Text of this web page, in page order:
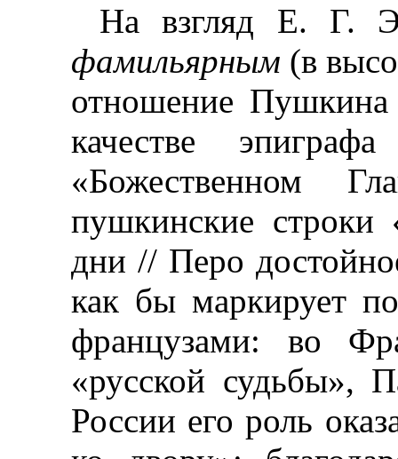
На взгляд Е. Г.
фамильярным (в
отношение
качестве
«Божественном
пушкинские
дни // Перо
как бы маркирует
французами: во
«русской судьбы»,
России его роль